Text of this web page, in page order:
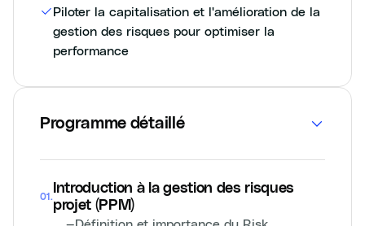
Piloter la capitalisation et l'amélioration de la
gestion des risques pour optimiser la
performance
Programme détaillé
01 .
Introduction à la gestion des risques
projet (PPM)